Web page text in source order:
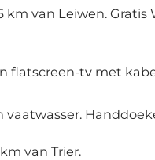
van Leiwen. Gratis
flatscreen-tv met
van Trier.